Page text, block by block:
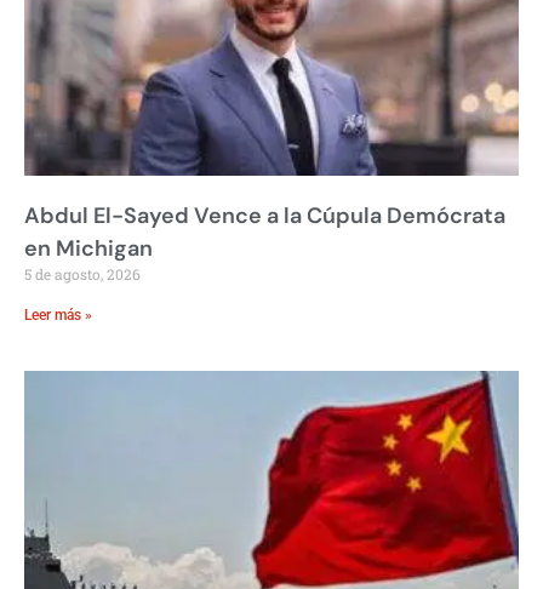
Abdul El-Sayed Vence a la Cúpula Demócrata
en Michigan
5 de agosto, 2026
Leer más »